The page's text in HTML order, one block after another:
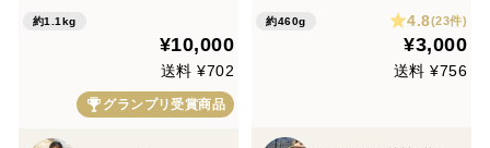
約1.1kg
¥10,000
送料 ¥702
グランプリ受賞商品
約460g 4.8(23件)
¥3,000
送料 ¥756